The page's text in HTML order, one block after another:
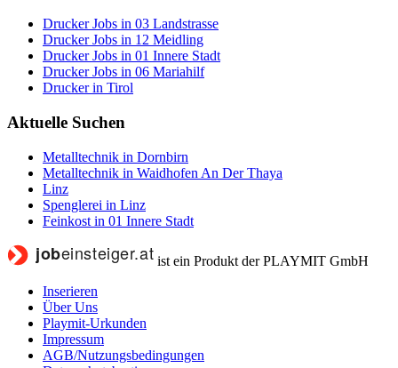
Drucker Jobs in 03 Landstrasse
Drucker Jobs in 12 Meidling
Drucker Jobs in 01 Innere Stadt
Drucker Jobs in 06 Mariahilf
Drucker in Tirol
Aktuelle Suchen
Metalltechnik in Dornbirn
Metalltechnik in Waidhofen An Der Thaya
Linz
Spenglerei in Linz
Feinkost in 01 Innere Stadt
ist ein Produkt der PLAYMIT GmbH
Inserieren
Über Uns
Playmit-Urkunden
Impressum
AGB/Nutzungsbedingungen